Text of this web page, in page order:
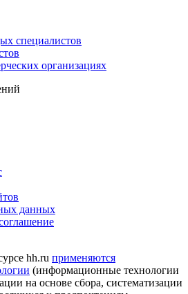
специалистов
организациях
данных
hh.ru применяются
(информационные технологии
на основе сбора, систематизации